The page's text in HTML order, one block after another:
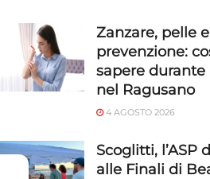
Zanzare, pelle e
prevenzione:
sapere durante
nel Ragusano
4 AGOSTO 2026
Scoglitti, l’ASP
alle Finali di